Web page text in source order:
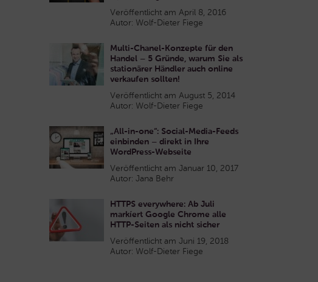
Veröffentlicht am April 8, 2016
Autor: Wolf-Dieter Fiege
Multi-Chanel-Konzepte für den
Handel – 5 Gründe, warum Sie als
stationärer Händler auch online
verkaufen sollten!
Veröffentlicht am August 5, 2014
Autor: Wolf-Dieter Fiege
„All-in-one“: Social-Media-Feeds
einbinden – direkt in Ihre
WordPress-Webseite
Veröffentlicht am Januar 10, 2017
Autor: Jana Behr
HTTPS everywhere: Ab Juli
markíert Google Chrome alle
HTTP-Seiten als nicht sicher
Veröffentlicht am Juni 19, 2018
Autor: Wolf-Dieter Fiege